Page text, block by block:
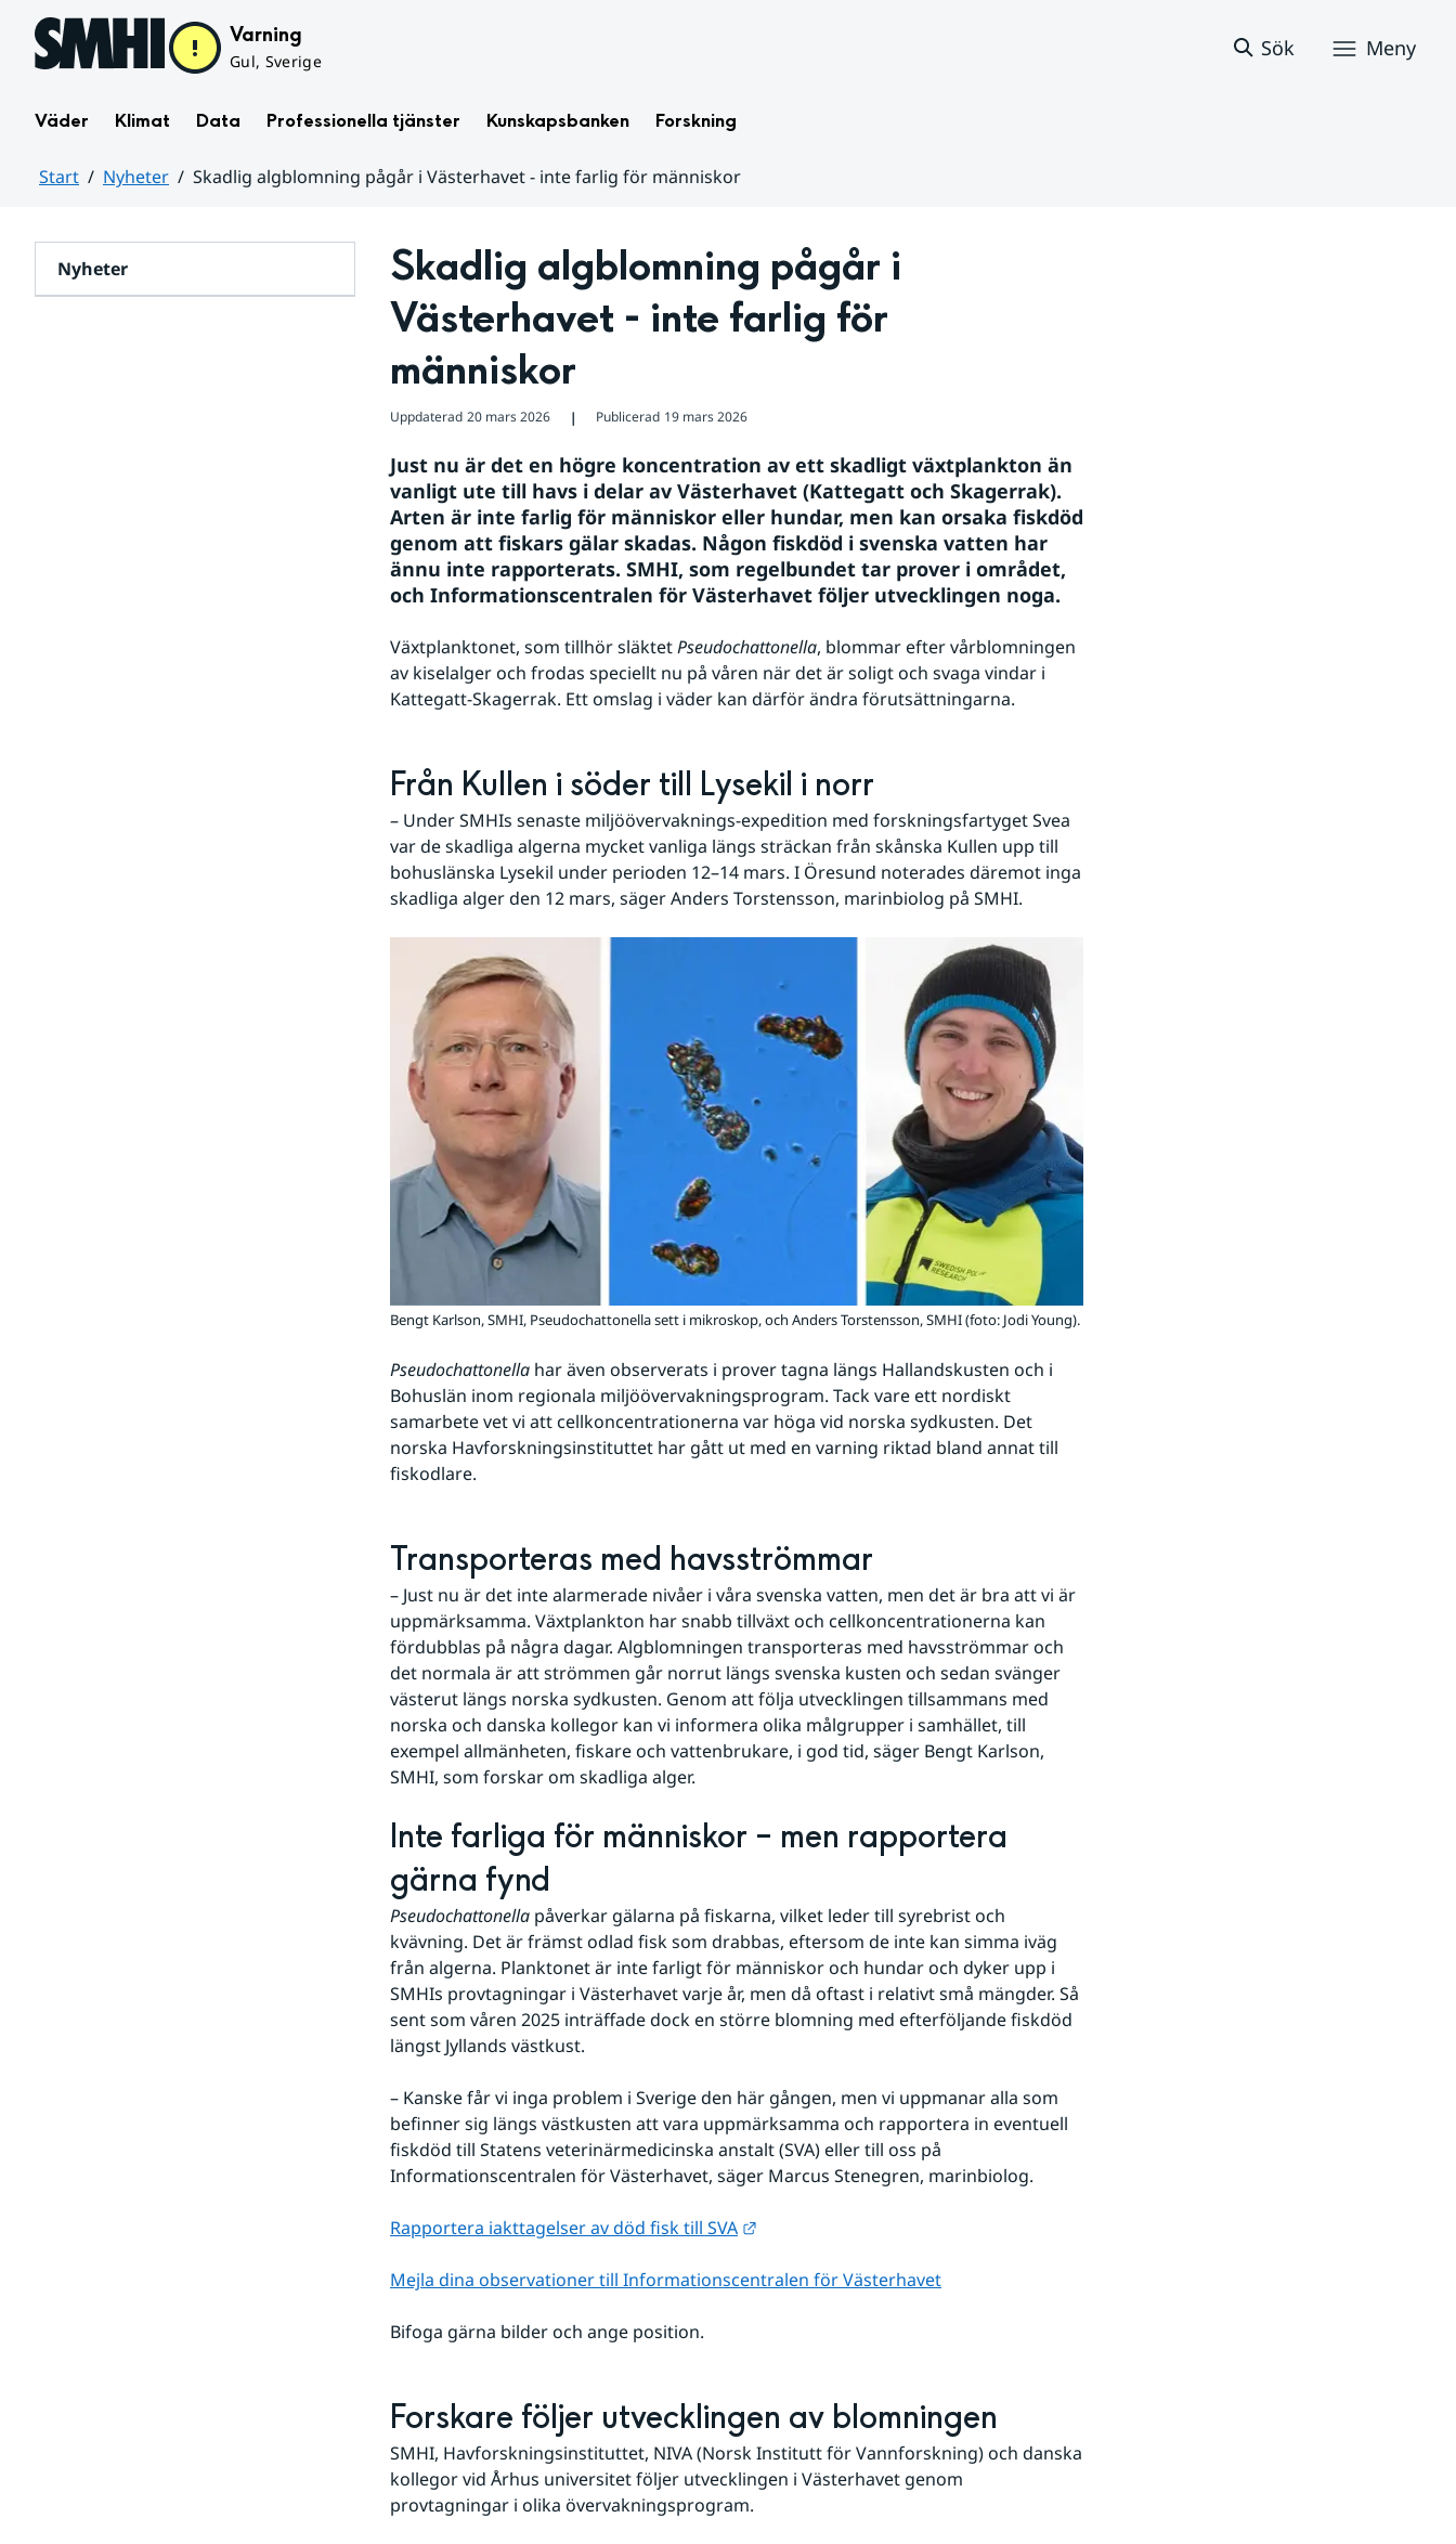
Hoppa till sidans innehåll Varning
Gul, Sverige
Sök Meny
Väder Klimat Data Professionella tjänster Kunskapsbanken Forskning
Start Nyheter
Skadlig algblomning pågår i Västerhavet - inte farlig för människor
Nyheter
Skadlig algblomning pågår i
Västerhavet - inte farlig för
människor
Uppdaterad 20 mars 2026 ❘ Publicerad 19 mars 2026
Just nu är det en högre koncentration av ett skadligt växtplankton än
vanligt ute till havs i delar av Västerhavet (Kattegatt och Skagerrak).
Arten är inte farlig för människor eller hundar, men kan orsaka fiskdöd
genom att fiskars gälar skadas. Någon fiskdöd i svenska vatten har
ännu inte rapporterats. SMHI, som regelbundet tar prover i området,
och Informationscentralen för Västerhavet följer utvecklingen noga.
Växtplanktonet, som tillhör släktet Pseudochattonella, blommar efter vårblomningen
av kiselalger och frodas speciellt nu på våren när det är soligt och svaga vindar i
Kattegatt-Skagerrak. Ett omslag i väder kan därför ändra förutsättningarna.
Från Kullen i söder till Lysekil i norr
– Under SMHIs senaste miljöövervaknings-expedition med forskningsfartyget Svea
var de skadliga algerna mycket vanliga längs sträckan från skånska Kullen upp till
bohuslänska Lysekil under perioden 12–14 mars. I Öresund noterades däremot inga
skadliga alger den 12 mars, säger Anders Torstensson, marinbiolog på SMHI.
Bengt Karlson, SMHI, Pseudochattonella sett i mikroskop, och Anders Torstensson, SMHI (foto: Jodi Young).
Pseudochattonella har även observerats i prover tagna längs Hallandskusten och i
Bohuslän inom regionala miljöövervakningsprogram. Tack vare ett nordiskt
samarbete vet vi att cellkoncentrationerna var höga vid norska sydkusten. Det
norska Havforskningsinstituttet har gått ut med en varning riktad bland annat till
fiskodlare.
Transporteras med havsströmmar
– Just nu är det inte alarmerade nivåer i våra svenska vatten, men det är bra att vi är
uppmärksamma. Växtplankton har snabb tillväxt och cellkoncentrationerna kan
fördubblas på några dagar. Algblomningen transporteras med havsströmmar och
det normala är att strömmen går norrut längs svenska kusten och sedan svänger
västerut längs norska sydkusten. Genom att följa utvecklingen tillsammans med
norska och danska kollegor kan vi informera olika målgrupper i samhället, till
exempel allmänheten, fiskare och vattenbrukare, i god tid, säger Bengt Karlson,
SMHI, som forskar om skadliga alger.
Inte farliga för människor – men rapportera
gärna fynd
Pseudochattonella påverkar gälarna på fiskarna, vilket leder till syrebrist och
kvävning. Det är främst odlad fisk som drabbas, eftersom de inte kan simma iväg
från algerna. Planktonet är inte farligt för människor och hundar och dyker upp i
SMHIs provtagningar i Västerhavet varje år, men då oftast i relativt små mängder. Så
sent som våren 2025 inträffade dock en större blomning med efterföljande fiskdöd
längst Jyllands västkust.
– Kanske får vi inga problem i Sverige den här gången, men vi uppmanar alla som
befinner sig längs västkusten att vara uppmärksamma och rapportera in eventuell
fiskdöd till Statens veterinärmedicinska anstalt (SVA) eller till oss på
Informationscentralen för Västerhavet, säger Marcus Stenegren, marinbiolog.
Rapportera iakttagelser av död fisk till SVA Länk till annan webbplats.
Mejla dina observationer till Informationscentralen för Västerhavet
Bifoga gärna bilder och ange position.
Forskare följer utvecklingen av blomningen
SMHI, Havforskningsinstituttet, NIVA (Norsk Institutt för Vannforskning) och danska
kollegor vid Århus universitet följer utvecklingen i Västerhavet genom
provtagningar i olika övervakningsprogram.